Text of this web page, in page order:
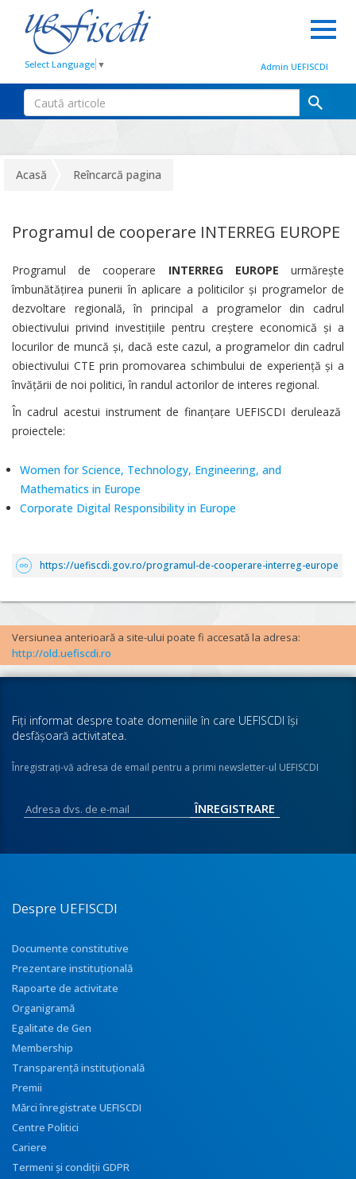
Select Language ▼ Admin UEFISCDI
Acasă Reîncarcă pagina
Programul de cooperare INTERREG EUROPE
Programul de cooperare INTERREG EUROPE urmăreşte
îmbunătăţirea punerii în aplicare a politicilor şi programelor de
dezvoltare regională, în principal a programelor din cadrul
obiectivului privind investiţiile pentru creştere economică şi a
locurilor de muncă şi, dacă este cazul, a programelor din cadrul
obiectivului CTE prin promovarea schimbului de experienţă şi a
învăţării de noi politici, în randul actorilor de interes regional.
În cadrul acestui instrument de finanţare UEFISCDI derulează
proiectele:
Women for Science, Technology, Engineering, and
Mathematics in Europe
Corporate Digital Responsibility in Europe
https://uefiscdi.gov.ro/programul-de-cooperare-interreg-europe
Versiunea anterioară a site-ului poate fi accesată la adresa:
http://old.uefiscdi.ro
Fiţi informat despre toate domeniile în care UEFISCDI îşi
desfăşoară activitatea.
Înregistraţi-vă adresa de email pentru a primi newsletter-ul UEFISCDI
Despre UEFISCDI
Documente constitutive
Prezentare instituţională
Rapoarte de activitate
Organigramă
Egalitate de Gen
Membership
Transparenţă instituţională
Premii
Mărci înregistrate UEFISCDI
Centre Politici
Cariere
Termeni și condiții GDPR